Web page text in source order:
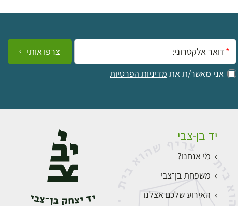
אימייל:
אני מאשר/ת את מדיניות הפרטיות
צרפו אותי
יד בן-צבי
מי אנחנו?
משפחת בן־צבי
האירוע שלכם אצלנו